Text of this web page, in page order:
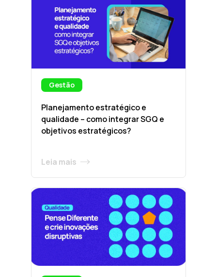
Gestão
Planejamento estratégico e
qualidade – como integrar SGQ e
objetivos estratégicos?
Leia mais